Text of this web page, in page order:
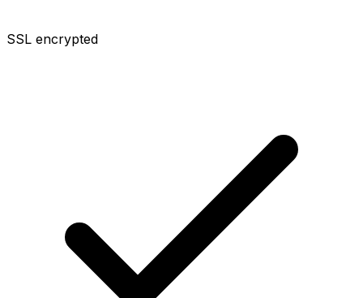
SSL encrypted